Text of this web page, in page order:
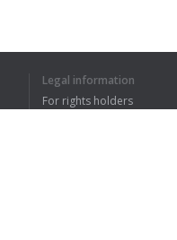
Legal information
For rights holders